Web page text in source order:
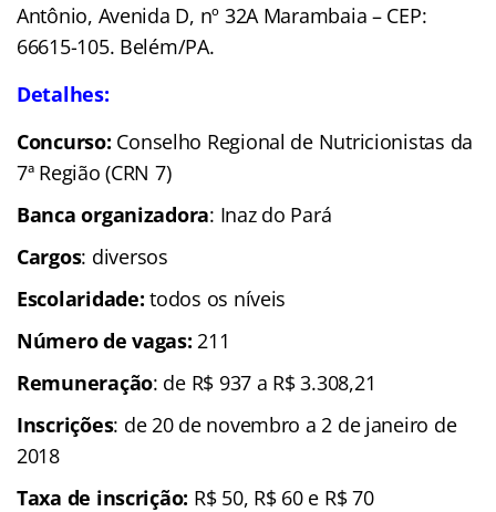
Antônio, Avenida D, nº 32A Marambaia – CEP:
66615-105. Belém/PA.
Detalhes:
Concurso: Conselho Regional de Nutricionistas da
7ª Região (CRN 7)
Banca organizadora: Inaz do Pará
Cargos: diversos
Escolaridade:todos os níveis
Número de vagas:211
Remuneração: de R$ 937 a R$ 3.308,21
Inscrições: de 20 de novembro a 2 de janeiro de
2018
Taxa de inscrição: R$ 50, R$ 60 e R$ 70